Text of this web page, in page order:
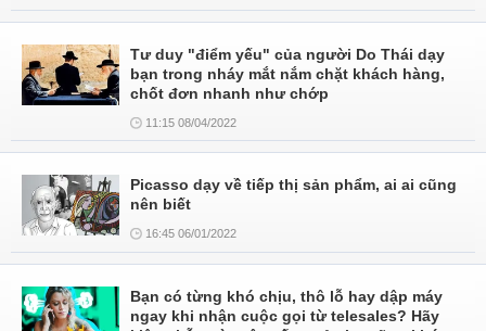
Tư duy "điểm yếu" của người Do Thái dạy
bạn trong nháy mắt nắm chặt khách hàng,
chốt đơn nhanh như chớp
11:15 08/04/2022
Picasso dạy về tiếp thị sản phẩm, ai ai cũng
nên biết
16:45 06/01/2022
Bạn có từng khó chịu, thô lỗ hay dập máy
ngay khi nhận cuộc gọi từ telesales? Hãy